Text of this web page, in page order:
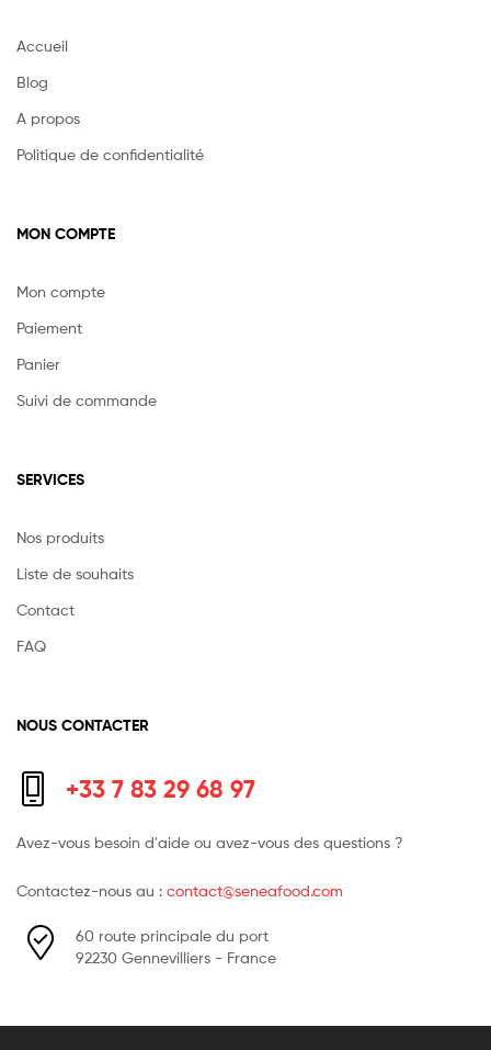
Accueil
Blog
A propos
Politique de confidentialité
MON COMPTE
Mon compte
Paiement
Panier
Suivi de commande
SERVICES
Nos produits
Liste de souhaits
Contact
FAQ
NOUS CONTACTER
+33 7 83 29 68 97
Avez-vous besoin d'aide ou avez-vous des questions ?
Contactez-nous au : contact@seneafood.com
60 route principale du port
92230 Gennevilliers - France